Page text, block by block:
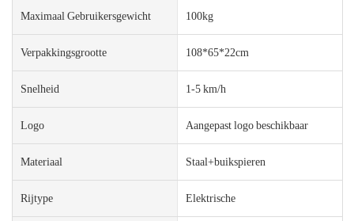
Maximaal Gebruikersgewicht 100kg
Verpakkingsgrootte 108*65*22cm
Snelheid 1-5 km/h
Logo Aangepast logo beschikbaar
Materiaal Staal+buikspieren
Rijtype Elektrische